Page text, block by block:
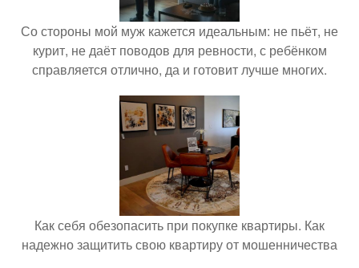
Со стороны мой муж кажется идеальным: не пьёт, не
курит, не даёт поводов для ревности, с ребёнком
справляется отлично, да и готовит лучше многих.
Как себя обезопасить при покупке квартиры. Как
надежно защитить свою квартиру от мошенничества